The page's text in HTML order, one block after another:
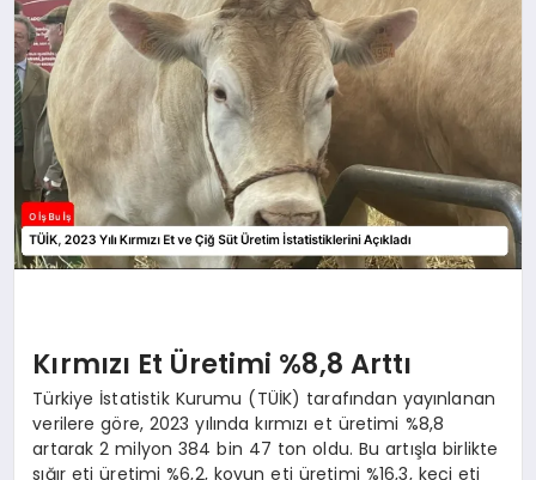
Kırmızı Et Üretimi %8,8 Arttı
Türkiye İstatistik Kurumu (TÜİK) tarafından yayınlanan
verilere göre, 2023 yılında kırmızı et üretimi %8,8
artarak 2 milyon 384 bin 47 ton oldu. Bu artışla birlikte
sığır eti üretimi %6,2, koyun eti üretimi %16,3, keçi eti